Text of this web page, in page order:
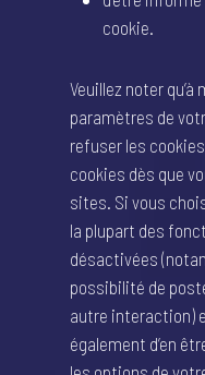
cookie.
Veuillez noter qu’à
paramètres de
refuser les
cookies dès que
sites. Si vous
la plupart des
désactivées
possibilité de
autre interaction)
également d’en